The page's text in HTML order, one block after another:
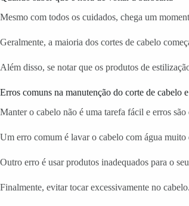
Mesmo com todos os cuidados, chega um
Geralmente, a maioria dos cortes de cabelo
Além disso, se notar que os produtos de
Erros comuns na manutenção do corte de cabelo
Manter o cabelo não é uma tarefa fácil e erros
Um erro comum é lavar o cabelo com água muito
Outro erro é usar produtos inadequados para o
Finalmente, evitar tocar excessivamente no